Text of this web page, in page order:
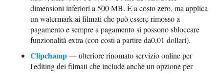
dimensioni inferiori a 500 MB. È a costo zero, ma applica
un watermark ai filmati che può essere rimosso a
pagamento e sempre a pagamento si possono sbloccare
funzionalità extra (con costi a partire da0,01 dollari).
Clipchamp— ulteriore rinomato servizio online per
l'editing dei filmati che include anche un opzione per